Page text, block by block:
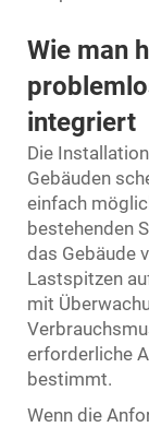
Wie man
integriert
Die
Gebäuden
einfach
bestehenden
das Gebäude
Lastspitzen
mit
erforderliche
bestimmt.
Wenn die